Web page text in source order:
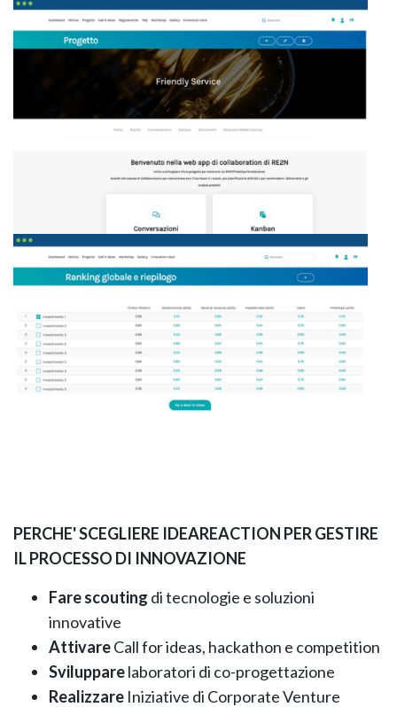
PERCHE' SCEGLIERE IDEAREACTION PER GESTIRE
IL PROCESSO DI INNOVAZIONE
Farescouting di tecnologie e soluzioni
innovative
AttivareCall for ideas, hackathon e competition
Svilupparelaboratori di co-progettazione
Realizzare Iniziative di Corporate Venture